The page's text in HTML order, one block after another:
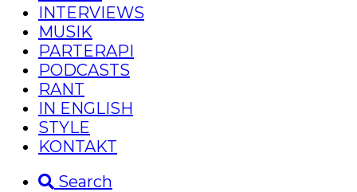
INTERVIEWS
MUSIK
PARTERAPI
PODCASTS
RANT
IN ENGLISH
STYLE
KONTAKT
Search